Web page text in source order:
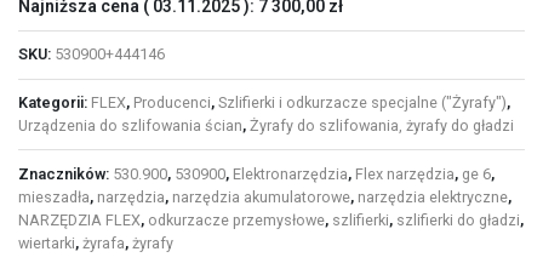
Najniższa cena ( 03.11.2025): 7 300,00 zł
SKU: 530900+444146
Kategorii: FLEX, Producenci, Szlifierki i odkurzacze specjalne ("Żyrafy"),
Urządzenia do szlifowania ścian, Żyrafy do szlifowania, żyrafy do gładzi
Znaczników: 530.900, 530900, Elektronarzędzia, Flex narzędzia, ge 6,
mieszadła, narzędzia, narzędzia akumulatorowe, narzędzia elektryczne,
NARZĘDZIA FLEX, odkurzacze przemysłowe, szlifierki, szlifierki do gładzi,
wiertarki, żyrafa, żyrafy